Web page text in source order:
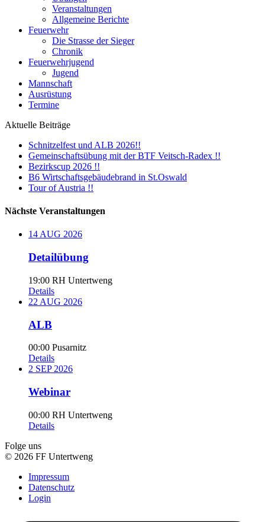
Veranstaltungen
Allgemeine Berichte
Feuerwehr
Die Strasse der Sieger
Chronik
Feuerwehrjugend
Jugend
Mannschaft
Ausrüstung
Termine
Aktuelle Beiträge
Schnitzelfest und ALB 2026!!
Gemeinschaftsübung mit der BTF Veitsch-Radex !!
Bezirkscup 2026 !!
B6 Wirtschaftsgebäudebrand in St.Oswald
Tour of Austria !!
Nächste Veranstaltungen
14AUG 2026
Detailübung
19:00 RH Untertweng
Details
22 AUG 2026
ALB
00:00 Pusarnitz
Details
2 SEP 2026
Webinar
00:00 RH Untertweng
Details
Folge uns
© 2026 FF Untertweng
Impressum
Datenschutz
Login